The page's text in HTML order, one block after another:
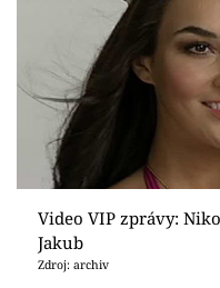
Sex a vztahy
Videa
Sledujte prima+
Přihlášení
Video VIP zprávy:
Jakub
Zdroj: archiv